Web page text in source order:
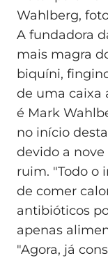
Wahlberg,
A fundadora
mais magra
biquíni,
de uma caixa
é Mark
no início
devido a
ruim. "Todo o
de comer
antibióticos
apenas
"Agora, já